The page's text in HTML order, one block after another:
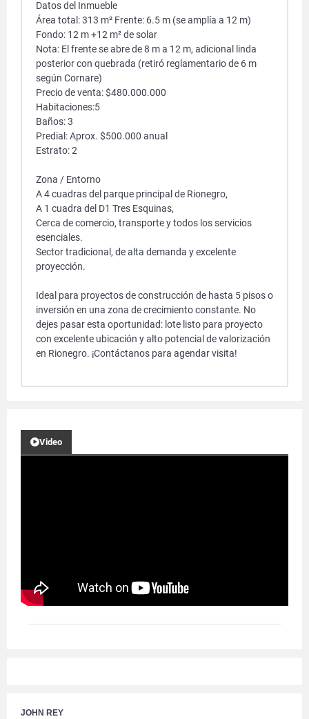
Datos del Inmueble
Área total: 313 m² Frente: 6.5 m (se amplía a 12 m)
Fondo: 12 m +12 m² de solar
Nota: El frente se abre de 8 m a 12 m, adicional linda
posterior con quebrada (retiró reglamentario de 6 m
según Cornare)
Precio de venta: $480.000.000
Habitaciones:5
Baños: 3
Predial: Aprox. $500.000 anual
Estrato: 2
Zona / Entorno
A 4 cuadras del parque principal de Rionegro,
A 1 cuadra del D1 Tres Esquinas,
Cerca de comercio, transporte y todos los servicios
esenciales.
Sector tradicional, de alta demanda y excelente
proyección.
Ideal para proyectos de construcción de hasta 5 pisos o
inversión en una zona de crecimiento constante. No
dejes pasar esta oportunidad: lote listo para proyecto
con excelente ubicación y alto potencial de valorización
en Rionegro. ¡Contáctanos para agendar visita!
Video
JOHN REY